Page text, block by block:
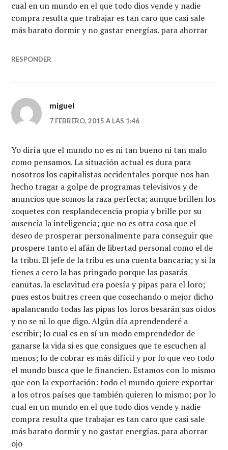
cual en un mundo en el que todo dios vende y nadie
compra resulta que trabajar es tan caro que casi sale
más barato dormir y no gastar energías. para ahorrar
RESPONDER
miguel
7 FEBRERO, 2015 A LAS 1:46
Yo diría que el mundo no es ni tan bueno ni tan malo
como pensamos. La situación actual es dura para
nosotros los capitalistas occidentales porque nos han
hecho tragar a golpe de programas televisivos y de
anuncios que somos la raza perfecta; aunque brillen los
zoquetes con resplandecencia propia y brille por su
ausencia la inteligencia; que no es otra cosa que el
deseo de prosperar personalmente para conseguir que
prospere tanto el afán de libertad personal como el de
la tribu. El jefe de la tribu es una cuenta bancaria; y si la
tienes a cero la has pringado porque las pasarás
canutas. la esclavitud era poesía y pipas para el loro;
pues estos buitres creen que cosechando o mejor dicho
apalancando todas las pipas los loros besarán sus oídos
y no se ni lo que digo. Algún día aprendenderé a
escribir; lo cual es en sí un modo emprendedor de
ganarse la vida si es que consigues que te escuchen al
menos; lo de cobrar es más difícil y por lo que veo todo
el mundo busca que le financien. Estamos con lo mismo
que con la exportación: todo el mundo quiere exportar
a los otros países que también quieren lo mismo; por lo
cual en un mundo en el que todo dios vende y nadie
compra resulta que trabajar es tan caro que casi sale
más barato dormir y no gastar energías. para ahorrar
ojo